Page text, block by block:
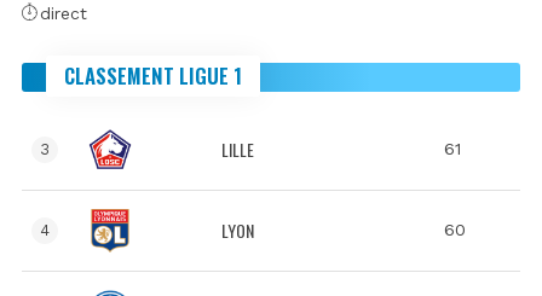
direct
CLASSEMENT LIGUE 1
3 LILLE 61
4 LYON 60